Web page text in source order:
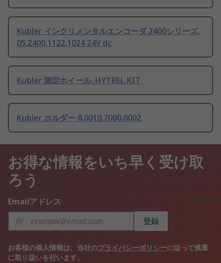
Kubler インクリメンタルエンコーダ 2400シリーズ,
05.2400.1122.1024 24V dc
Kubler 測定ホイール, HYTREL KIT
Kubler ホルダー 8.0010.7000.0002
お得な情報をいち早く受け取
ろう
Emailアドレス
登録
お客様の個人情報は、当社のプライバシーポリシーに従って慎重
に取り扱いを行います。